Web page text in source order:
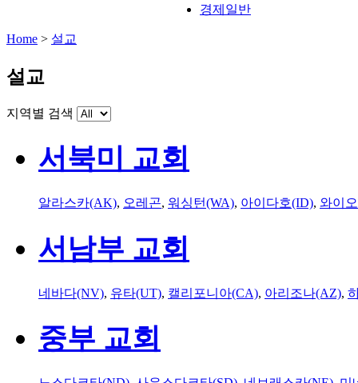
경제일반
Home > 설교
설교
지역별 검색
서북미 교회
알라스카(AK), 오레곤, 워싱턴(WA), 아이다호(ID), 와이
서남부 교회
네바다(NV), 유타(UT), 캘리포니아(CA), 아리조나(AZ),
중부 교회